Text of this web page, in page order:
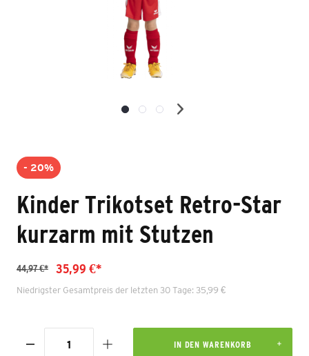
- 20%
Kinder Trikotset Retro-Star
kurzarm mit Stutzen
44,97 €* 35,99 €*
Niedrigster Gesamtpreis der letzten 30 Tage: 35,99 €
IN DEN WARENKORB